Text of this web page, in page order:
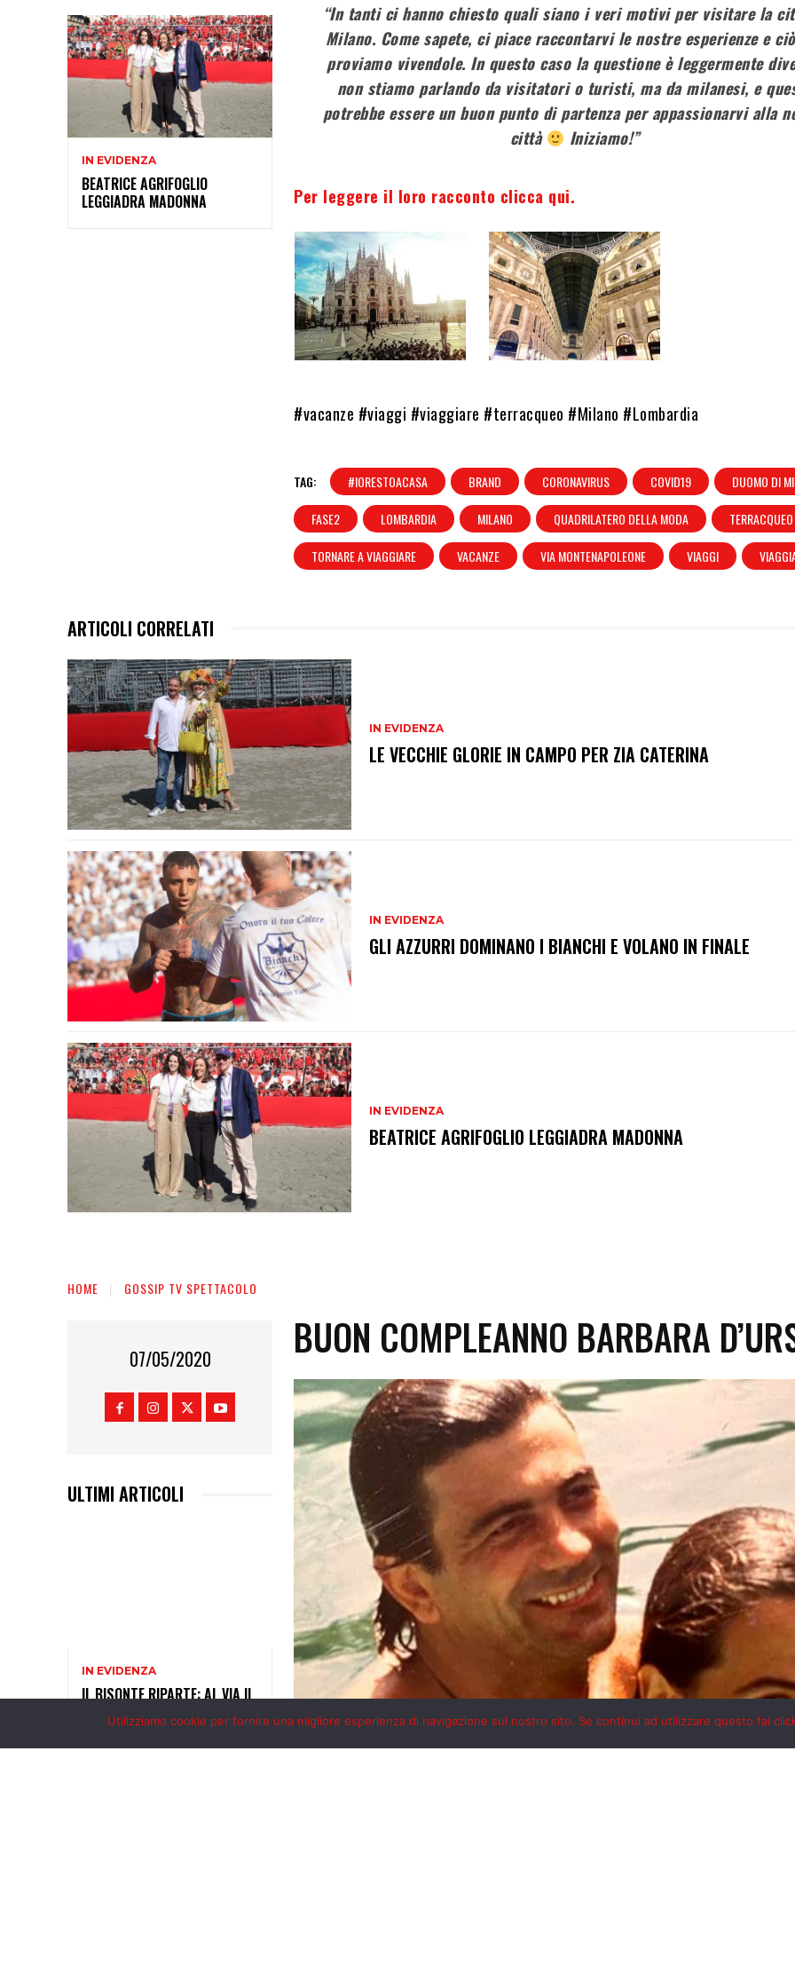
IN EVIDENZA
BEATRICE AGRIFOGLIO
LEGGIADRA MADONNA
“In tanti ci hanno chiesto quali siano i veri motivi per visitare la
Milano. Come sapete, ci piace raccontarvi le nostre esperienze e
proviamo vivendole. In questo caso la questione è leggermente
non stiamo parlando da visitatori o turisti, ma da milanesi, e
potrebbe essere un buon punto di partenza per appassionarvi alla
città
Iniziamo!”
Per leggere il loro racconto clicca qui.
#vacanze #viaggi #viaggiare #terracqueo #Milano #Lombardia
TAG: #IORESTOACASA BRAND CORONAVIRUS COVID19
DUOMO DI
FASE2
LOMBARDIA MILANO QUADRILATERO DELLA MODA
TERRACQUEO
TORNARE A VIAGGIARE
VACANZE VIA MONTENAPOLEONE VIAGGI
ARTICOLI CORRELATI
IN EVIDENZA
LE VECCHIE GLORIE IN CAMPO PER ZIA CATERINA
IN EVIDENZA
GLI AZZURRI DOMINANO I BIANCHI E VOLANO IN FINALE
IN EVIDENZA
BEATRICE AGRIFOGLIO LEGGIADRA MADONNA
Utilizziamo cookie per fornire una migliore esperienza di navigazione sul nostro sito. Se continui ad utilizzare questo fai